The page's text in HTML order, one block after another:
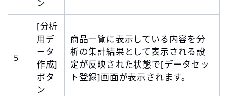
ン
5
[分析
用デ
ータ
作成]
ボタ
ン
商品一覧に表示している内容を分
析の集計結果として表示される設
定が反映された状態で[データセッ
ト登録]画面が表示されます。